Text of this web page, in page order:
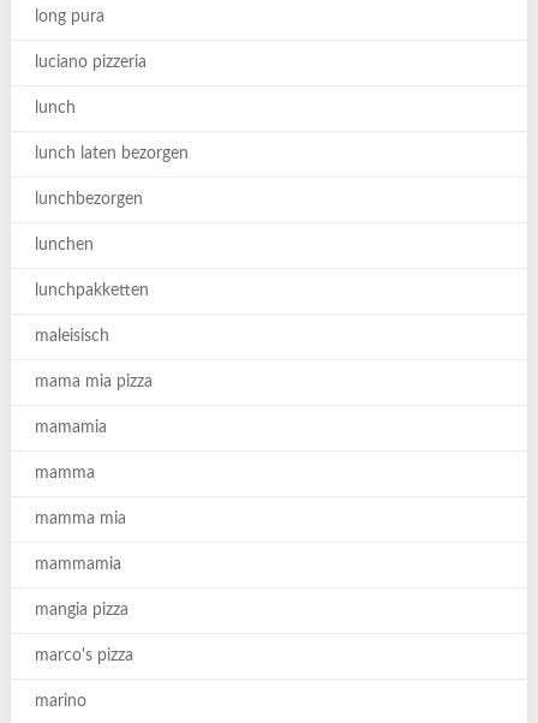
long pura
luciano pizzeria
lunch
lunch laten bezorgen
lunchbezorgen
lunchen
lunchpakketten
maleisisch
mama mia pizza
mamamia
mamma
mamma mia
mammamia
mangia pizza
marco's pizza
marino